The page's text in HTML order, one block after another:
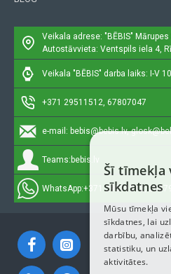
Veikala adrese: "BĒBIS" Mārupes
Autostāvvieta: Ventspils iela 4,
Veikala "BĒBIS" darba laiks: I-V
+371 29511512, 67807047
e-mail: bebis@bebis.lv,
Teams: bebis.lv
WhatsApp:+371 29511512,
Šī tīmekļa
sīkdatnes
Mūsu tīmekļa
sīkdatnes, lai
darbību,
statistiku, un
aktivitātes.